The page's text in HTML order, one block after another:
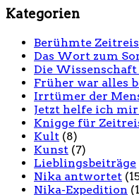
Kategorien
Berühmte
Das Wort zum
Die
Früher war alles
Irrtümer der
Jetzt helfe ich
Knigge für
Kult (8)
Kunst (7)
Lieblingsbeiträge
Nika antwortet
Nika-Expedition